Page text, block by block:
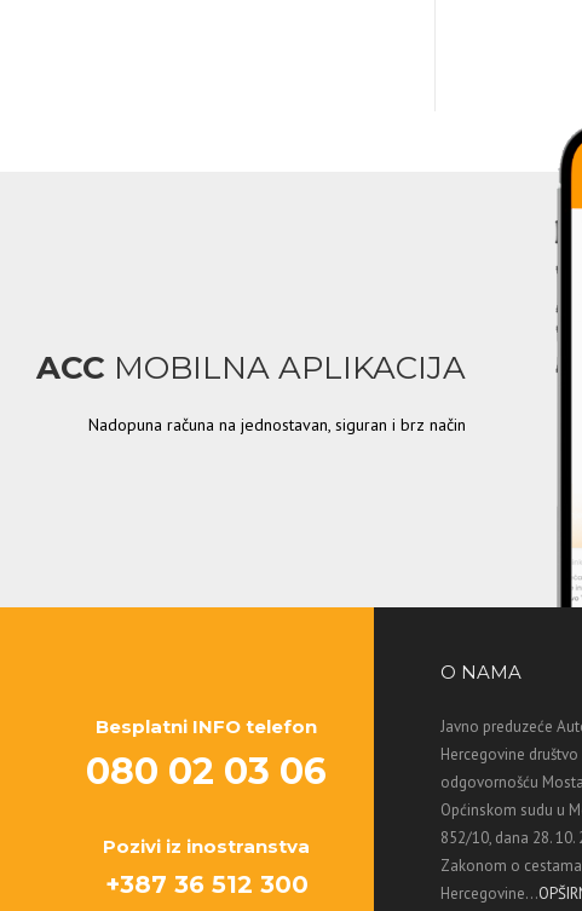
ACC MOBILNA APLIKACIJA
Nadopuna računa na jednostavan, siguran i brz način
Besplatni INFO telefon
080 02 03 06
Pozivi iz inostranstva
+387 36 512 300
O NAMA
Javno preduzeće
Hercegovine
odgovornošću
Općinskom sudu u
852/10, dana 28.
Zakonom o
Hercegovine...